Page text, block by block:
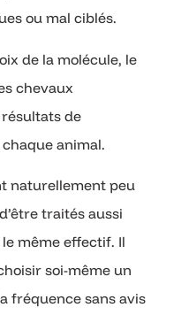
ou mal ciblés.
de la molécule, le
chevaux
de
animal.
naturellement peu
traités aussi
même effectif. Il
soi-même un
fréquence sans avis